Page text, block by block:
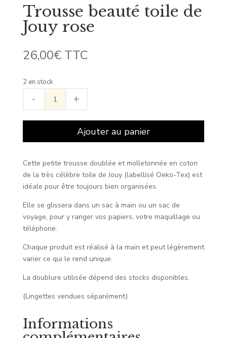
Trousse beauté toile de
Jouy rose
26,00€ TTC
2 en stock
quantité
toile
Jouy
rose
Ajouter au panier
Cette petite trousse doublée et molletonnée en coton
de la très célèbre toile de Jouy (labellisé Oeko-Tex) est
idéale pour être toujours bien organisées.
Elle se glissera dans un sac à main ou un sac de
voyage, pour y ranger vos papiers, votre maquillage ou
téléphone.
Chaque produit est réalisé à la main et peut légèrement
varier ce qui le rend unique.
La doublure utilisée dépend des stocks disponibles.
(Lingettes vendues séparément)
Informations